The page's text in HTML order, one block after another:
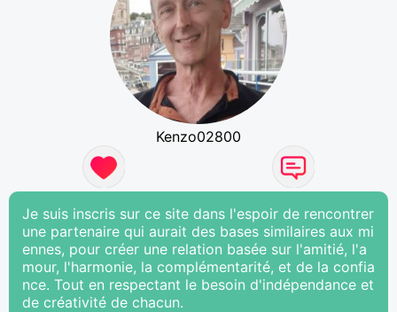
Kenzo02800
Je suis inscris sur ce site dans l'espoir de rencontrer
une partenaire qui aurait des bases similaires aux mi
ennes, pour créer une relation basée sur l'amitié, l'a
mour, l'harmonie, la complémentarité, et de la confia
nce. Tout en respectant le besoin d'indépendance et
de créativité de chacun.